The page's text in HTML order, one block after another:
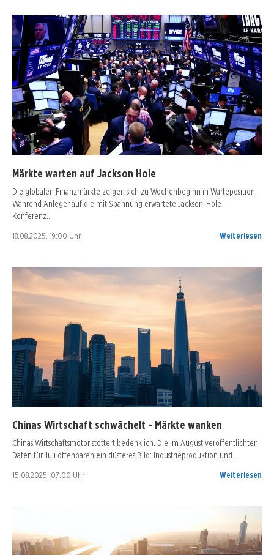
Märkte warten auf Jackson Hole
Die globalen Finanzmärkte zeigen sich zu Wochenbeginn in Warteposition.
Während Anleger auf die mit Spannung erwartete Jackson-Hole-
Konferenz…
18.08.2025, 19:00 Uhr Weiterlesen
Chinas Wirtschaft schwächelt - Märkte wanken
Chinas Wirtschaftsmotor stottert bedenklich. Die im August veröffentlichten
Daten für Juli offenbaren ein düsteres Bild: Industrieproduktion und…
15.08.2025, 07:00 Uhr Weiterlesen